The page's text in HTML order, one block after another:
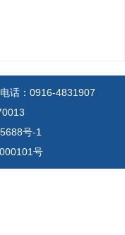
话：0916-4831907
号-1
号